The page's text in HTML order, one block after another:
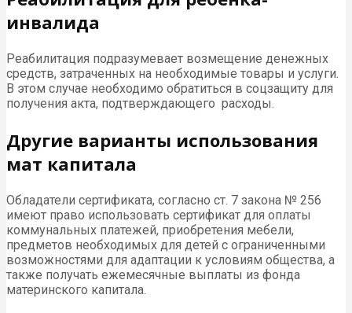
инвалида
Реабилитация подразумевает возмещение денежных
средств, затраченных на необходимые товары и услуги.
В этом случае необходимо обратиться в соцзащиту для
получения акта, подтверждающего расходы.
Другие варианты использования
мат капитала
Обладатели сертификата, согласно ст. 7 закона № 256
имеют право использовать сертификат для оплаты
коммунальных платежей, приобретения мебели,
предметов необходимых для детей с ограниченными
возможностями для адаптации к условиям общества, а
также получать ежемесячные выплаты из фонда
материнского капитала.